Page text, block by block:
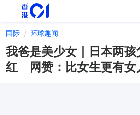
国际 环球趣闻
我爸是美少女｜日本两
红 网赞：比女生更有女